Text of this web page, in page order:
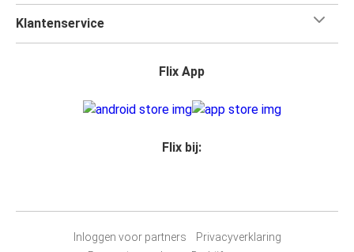
Klantenservice
Flix App
Flix bij:
Inloggen voor partners
Privacyverklaring